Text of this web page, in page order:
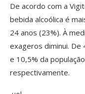
De acordo com a
bebida alcoólica é
24 anos (23%). À
exageros diminui. De
e 10,5% da
respectivamente.